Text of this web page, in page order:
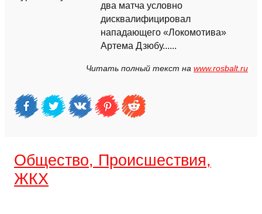
два матча условно
дисквалифицировал
нападающего «Локомотива»
Артема Дзюбу......
Читать полный текст на www.rosbalt.ru
Общество, Происшествия,
ЖКХ